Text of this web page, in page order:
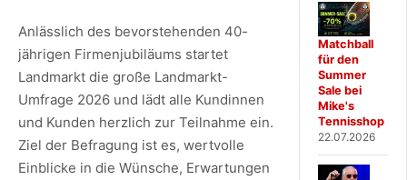
Anlässlich des bevorstehenden 40-
jährigen Firmenjubiläums startet
Landmarkt die große Landmarkt-
Umfrage 2026 und lädt alle Kundinnen
und Kunden herzlich zur Teilnahme ein.
Ziel der Befragung ist es, wertvolle
Einblicke in die Wünsche, Erwartungen
Matchball
für den
Summer
Sale bei
Mike's
Tennisshop
22.07.2026